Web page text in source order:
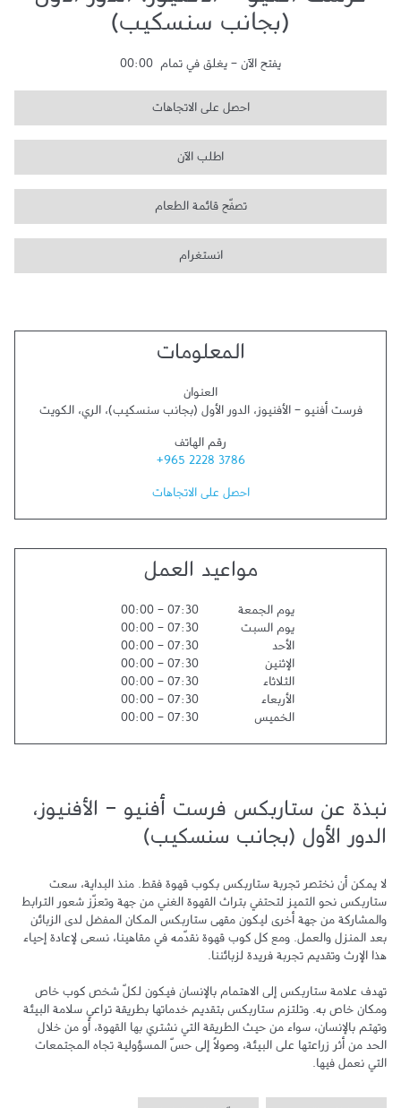
(بجانب سنسكيب)
يفتح الآن - يغلق في تمام 00:00
احصل على الاتجاهات
اطلب الآن
تصفّح قائمة الطعام
انستغرام
المعلومات
العنوان
فرست أفنيو - الأفنيوز، الدور الأول (بجانب سنسكيب)،الري،الكويت
رقم الهاتف
+965 2228 3786
احصل على الاتجاهات
مواعيد العمل
يوم الجمعة 07:30
-
00:00
يوم السبت
07:30
-
00:00
الأحد
07:30
-
00:00
الإثنين
07:30
-
00:00
الثلاثاء
07:30
-
00:00
الأربعاء
07:30
-
00:00
الخميس
07:30
-
00:00
نبذة عن ستاربكس فرست أفنيو - الأفنيوز،
الدور الأول (بجانب سنسكيب)
التي نعمل فيها.